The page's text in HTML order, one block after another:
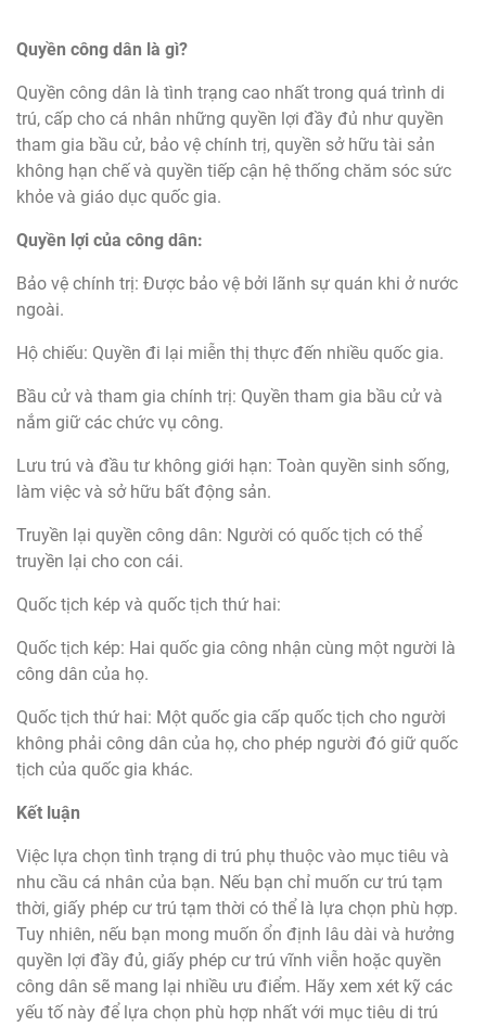
Quyền công dân là gì?
Quyền công dân là tình trạng cao nhất trong quá trình di
trú, cấp cho cá nhân những quyền lợi đầy đủ như quyền
tham gia bầu cử, bảo vệ chính trị, quyền sở hữu tài sản
không hạn chế và quyền tiếp cận hệ thống chăm sóc sức
khỏe và giáo dục quốc gia.
Quyền lợi của công dân:
Bảo vệ chính trị: Được bảo vệ bởi lãnh sự quán khi ở nước
ngoài.
Hộ chiếu: Quyền đi lại miễn thị thực đến nhiều quốc gia.
Bầu cử và tham gia chính trị: Quyền tham gia bầu cử và
nắm giữ các chức vụ công.
Lưu trú và đầu tư không giới hạn: Toàn quyền sinh sống,
làm việc và sở hữu bất động sản.
Truyền lại quyền công dân: Người có quốc tịch có thể
truyền lại cho con cái.
Quốc tịch kép và quốc tịch thứ hai:
Quốc tịch kép: Hai quốc gia công nhận cùng một người là
công dân của họ.
Quốc tịch thứ hai: Một quốc gia cấp quốc tịch cho người
không phải công dân của họ, cho phép người đó giữ quốc
tịch của quốc gia khác.
Kết luận
Việc lựa chọn tình trạng di trú phụ thuộc vào mục tiêu và
nhu cầu cá nhân của bạn. Nếu bạn chỉ muốn cư trú tạm
thời, giấy phép cư trú tạm thời có thể là lựa chọn phù hợp.
Tuy nhiên, nếu bạn mong muốn ổn định lâu dài và hưởng
quyền lợi đầy đủ, giấy phép cư trú vĩnh viễn hoặc quyền
công dân sẽ mang lại nhiều ưu điểm. Hãy xem xét kỹ các
yếu tố này để lựa chọn phù hợp nhất với mục tiêu di trú